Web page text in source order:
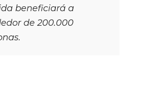
beneficiará a
de 200.000